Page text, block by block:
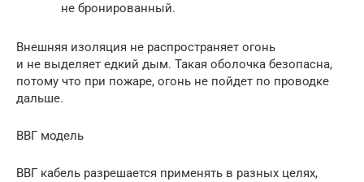
не бронированный.
Внешняя изоляция не распространяет огонь
и не выделяет едкий дым. Такая оболочка безопасна,
потому что при пожаре, огонь не пойдет по проводке
дальше.
ВВГ модель
ВВГ кабель разрешается применять в разных целях,